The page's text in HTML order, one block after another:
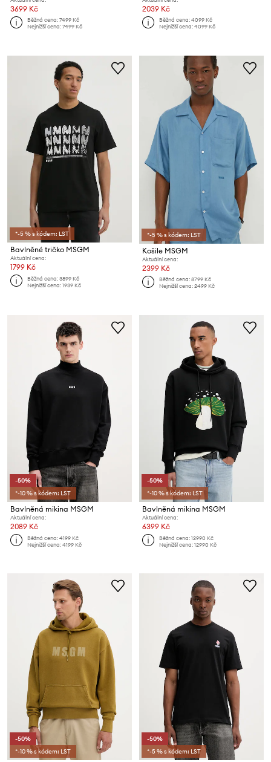
3699 Kč
Běžná cena:7499 Kč
Nejnižší cena:7499 Kč
2039 Kč
Běžná cena:4099 Kč
Nejnižší cena:4099 Kč
*-5 % s kódem: LST
Bavlněné tričko MSGM
Aktuální cena:
1799 Kč
Běžná cena:3899 Kč
Nejnižší cena:1939 Kč
*-5 % s kódem: LST
Košile MSGM
Aktuální cena:
2399 Kč
Běžná cena:8799 Kč
Nejnižší cena:2499 Kč
-50%
*-10 % s kódem: LST
Bavlněná mikina MSGM
Aktuální cena:
2089 Kč
Běžná cena:4199 Kč
Nejnižší cena:4199 Kč
-50%
*-10 % s kódem: LST
Bavlněná mikina MSGM
Aktuální cena:
6399 Kč
Běžná cena:12990 Kč
Nejnižší cena:12990 Kč
-50%
*-10 % s kódem: LST
-50%
*-5 % s kódem: LST